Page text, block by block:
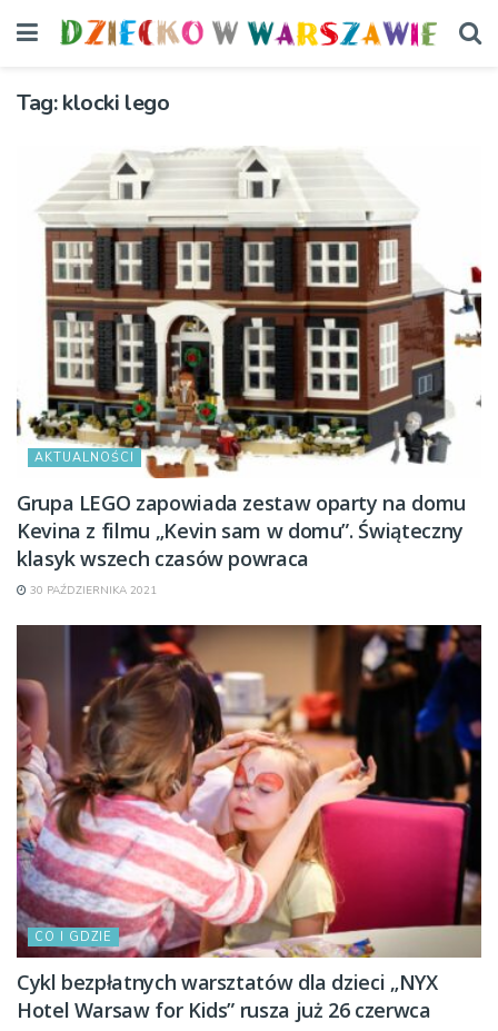
Tag:klocki lego
AKTUALNOŚCI
Grupa LEGO zapowiada zestaw oparty na domu
Kevina z filmu „Kevin sam w domu”. Świąteczny
klasyk wszech czasów powraca
30 PAŹDZIERNIKA 2021
CO I GDZIE
Cykl bezpłatnych warsztatów dla dzieci „NYX
Hotel Warsaw for Kids” rusza już 26 czerwca